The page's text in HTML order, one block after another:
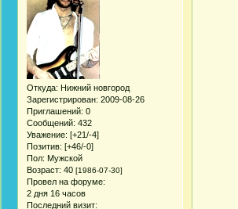
Откуда: Нижний новгород
Зарегистрирован: 2009-08-26
Приглашений: 0
Сообщений: 432
Уважение: [+21/-4]
Позитив: [+46/-0]
Пол: Мужской
Возраст: 40 [1986-07-30]
Провел на форуме:
2 дня 16 часов
Последний визит: